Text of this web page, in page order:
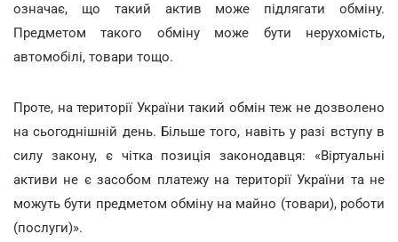
означає, що такий актив може підлягати обміну.
Предметом такого обміну може бути нерухомість,
автомобілі, товари тощо.
Проте, на території України такий обмін теж не дозволено
на сьогоднішній день. Більше того, навіть у разі вступу в
силу закону, є чітка позиція законодавця: «Віртуальні
активи не є засобом платежу на території України та не
можуть бути предметом обміну на майно (товари), роботи
(послуги)».